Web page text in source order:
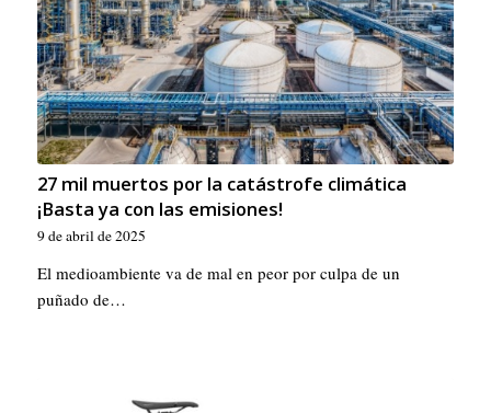
27 mil muertos por la catástrofe climática
¡Basta ya con las emisiones!
9 de abril de 2025
El medioambiente va de mal en peor por culpa de un
puñado de…